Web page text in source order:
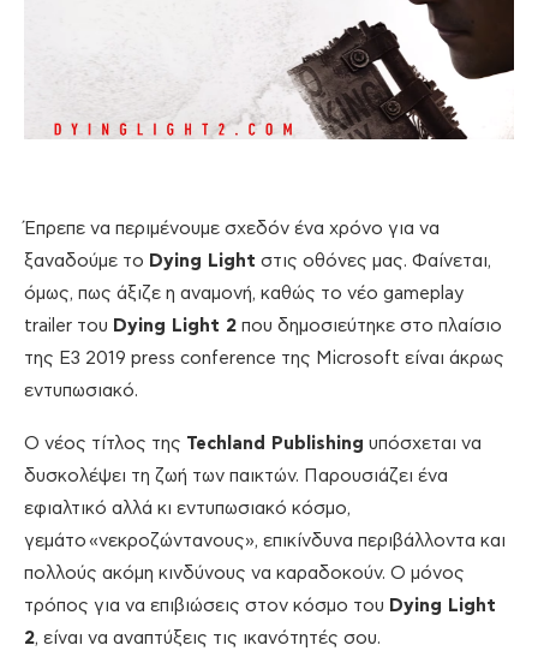
Έπρεπε να περιμένουμε σχεδόν ένα χρόνο για να
ξαναδούμε το Dying Light στις οθόνες μας. Φαίνεται,
όμως, πως άξιζε η αναμονή, καθώς το νέο gameplay
trailer του Dying Light 2 που δημοσιεύτηκε στο πλαίσιο
της E3 2019 press conference της Microsoft είναι άκρως
εντυπωσιακό.
Ο νέος τίτλος της Techland Publishing υπόσχεται να
δυσκολέψει τη ζωή των παικτών. Παρουσιάζει ένα
εφιαλτικό αλλά κι εντυπωσιακό κόσμο,
γεμάτο «νεκροζώντανους», επικίνδυνα περιβάλλοντα και
πολλούς ακόμη κινδύνους να καραδοκούν. Ο μόνος
τρόπος για να επιβιώσεις στον κόσμο του Dying Light
2, είναι να αναπτύξεις τις ικανότητές σου.